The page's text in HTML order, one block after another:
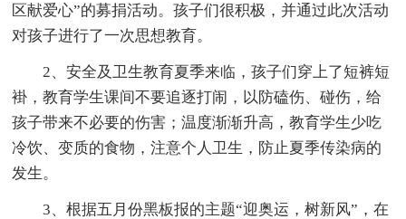
区献爱心”的募捐活动。孩子们很积极，并通过此次活动
对孩子进行了一次思想教育。
2、安全及卫生教育夏季来临，孩子们穿上了短裤短
褂，教育学生课间不要追逐打闹，以防磕伤、碰伤，给
孩子带来不必要的伤害；温度渐渐升高，教育学生少吃
冷饮、变质的食物，注意个人卫生，防止夏季传染病的
发生。
3、根据五月份黑板报的主题“迎奥运，树新风”，在